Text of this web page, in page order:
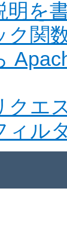
明を
ク関
クエ
ィル